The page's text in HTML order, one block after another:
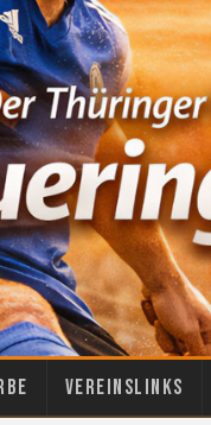
Vereinslinks